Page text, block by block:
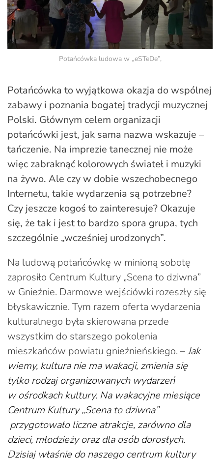
Potańcówka ludowa w „eSTeDe”,
Potańcówka to wyjątkowa okazja do wspólnej
zabawy i poznania bogatej tradycji muzycznej
Polski. Głównym celem organizacji
potańcówki jest, jak sama nazwa wskazuje –
tańczenie. Na imprezie tanecznej nie może
więc zabraknąć kolorowych świateł i muzyki
na żywo. Ale czy w dobie wszechobecnego
Internetu, takie wydarzenia są potrzebne?
Czy jeszcze kogoś to zainteresuje? Okazuje
się, że tak i jest to bardzo spora grupa, tych
szczególnie „wcześniej urodzonych”.
Na ludową potańcówkę w minioną sobotę
zaprosiło Centrum Kultury „Scena to dziwna”
w Gnieźnie. Darmowe wejściówki rozeszły się
błyskawicznie. Tym razem oferta wydarzenia
kulturalnego była skierowana przede
wszystkim do starszego pokolenia
mieszkańców powiatu gnieźnieńskiego. –Jak
wiemy, kultura nie ma wakacji, zmienia się
tylko rodzaj organizowanych wydarzeń
w ośrodkach kultury. Na wakacyjne miesiące
Centrum Kultury „Scena to dziwna”
przygotowało liczne atrakcje, zarówno dla
dzieci, młodzieży oraz dla osób dorosłych.
Dzisiaj właśnie do naszego centrum kultury